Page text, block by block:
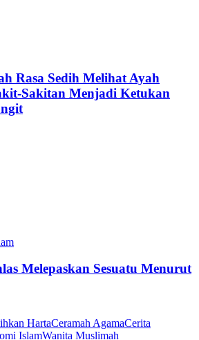
Rasa Sedih Melihat Ayah
Sakitan Menjadi Ketukan
Melepaskan Sesuatu Menurut
HartaCeramah AgamaCerita
IslamWanita Muslimah